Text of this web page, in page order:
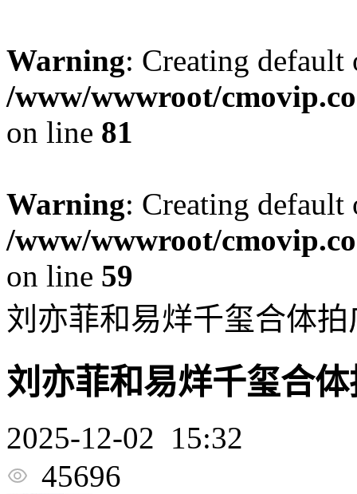
Warning: Creating
/www/wwwroot/
on line 81
Warning: Creating
/www/wwwroot/
on line 59
刘亦菲和易烊千玺合体
刘亦菲和易烊千玺合
2025-12-02 15:32
45696